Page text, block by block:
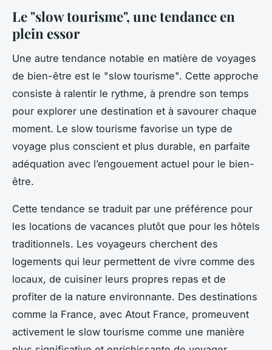
Le "slow tourisme", une tendance en
plein essor
Une autre tendance notable en matière de voyages
de bien-être est le "slow tourisme". Cette approche
consiste à ralentir le rythme, à prendre son temps
pour explorer une destination et à savourer chaque
moment. Le slow tourisme favorise un type de
voyage plus conscient et plus durable, en parfaite
adéquation avec l’engouement actuel pour le bien-
être.
Cette tendance se traduit par une préférence pour
les locations de vacances plutôt que pour les hôtels
traditionnels. Les voyageurs cherchent des
logements qui leur permettent de vivre comme des
locaux, de cuisiner leurs propres repas et de
profiter de la nature environnante. Des destinations
comme la France, avec Atout France, promeuvent
activement le slow tourisme comme une manière